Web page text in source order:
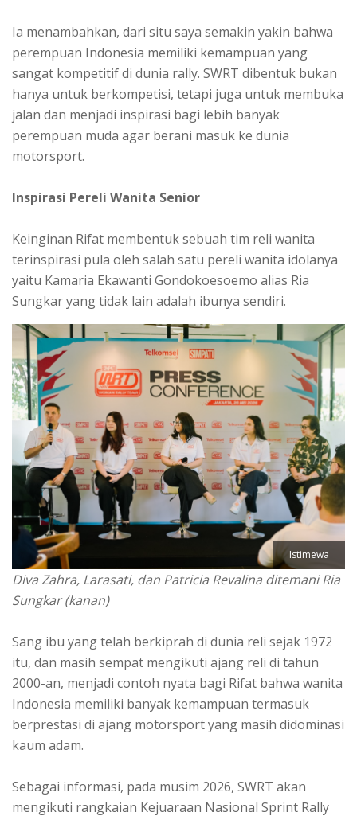
Ia menambahkan, dari situ saya semakin yakin bahwa
perempuan Indonesia memiliki kemampuan yang
sangat kompetitif di dunia rally. SWRT dibentuk bukan
hanya untuk berkompetisi, tetapi juga untuk membuka
jalan dan menjadi inspirasi bagi lebih banyak
perempuan muda agar berani masuk ke dunia
motorsport.
Inspirasi Pereli Wanita Senior
Keinginan Rifat membentuk sebuah tim reli wanita
terinspirasi pula oleh salah satu pereli wanita idolanya
yaitu Kamaria Ekawanti Gondokoesoemo alias Ria
Sungkar yang tidak lain adalah ibunya sendiri.
Istimewa
Diva Zahra, Larasati, dan Patricia Revalina ditemani Ria
Sungkar (kanan)
Sang ibu yang telah berkiprah di dunia reli sejak 1972
itu, dan masih sempat mengikuti ajang reli di tahun
2000-an, menjadi contoh nyata bagi Rifat bahwa wanita
Indonesia memiliki banyak kemampuan termasuk
berprestasi di ajang motorsport yang masih didominasi
kaum adam.
Sebagai informasi, pada musim 2026, SWRT akan
mengikuti rangkaian Kejuaraan Nasional Sprint Rally